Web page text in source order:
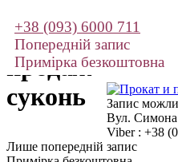
Прокат і
продаж
суконь
+38 (093) 6000 711
Попередній запис
Примірка безкоштовна
Запис
Вул.
Viber : +38
Лише попередній запис